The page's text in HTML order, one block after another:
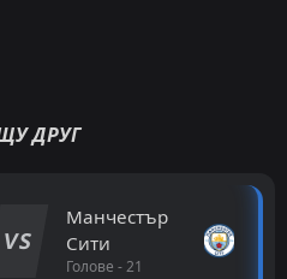
ДРУГ
VS
Манчестър
Сити
Голове - 21